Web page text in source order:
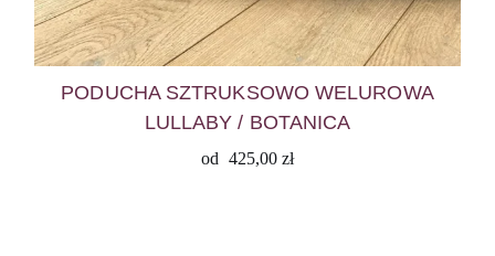
PODUCHA SZTRUKSOWO WELUROWA
LULLABY / BOTANICA
od 425,00 zł